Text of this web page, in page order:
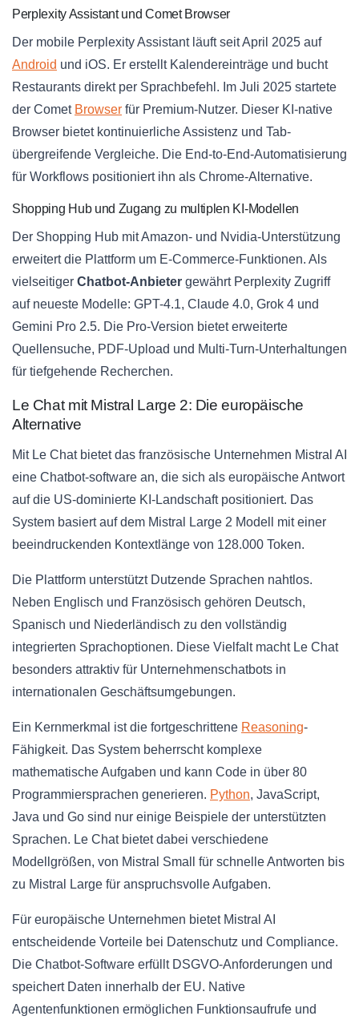
Perplexity Assistant und Comet Browser
Der mobile Perplexity Assistant läuft seit April 2025 auf
Android und iOS. Er erstellt Kalendereinträge und bucht
Restaurants direkt per Sprachbefehl. Im Juli 2025 startete
der Comet Browser für Premium-Nutzer. Dieser KI-native
Browser bietet kontinuierliche Assistenz und Tab-
übergreifende Vergleiche. Die End-to-End-Automatisierung
für Workflows positioniert ihn als Chrome-Alternative.
Shopping Hub und Zugang zu multiplen KI-Modellen
Der Shopping Hub mit Amazon- und Nvidia-Unterstützung
erweitert die Plattform um E-Commerce-Funktionen. Als
vielseitiger Chatbot-Anbieter gewährt Perplexity Zugriff
auf neueste Modelle: GPT-4.1, Claude 4.0, Grok 4 und
Gemini Pro 2.5. Die Pro-Version bietet erweiterte
Quellensuche, PDF-Upload und Multi-Turn-Unterhaltungen
für tiefgehende Recherchen.
Le Chat mit Mistral Large 2: Die europäische
Alternative
Mit Le Chat bietet das französische Unternehmen Mistral AI
eine Chatbot-software an, die sich als europäische Antwort
auf die US-dominierte KI-Landschaft positioniert. Das
System basiert auf dem Mistral Large 2 Modell mit einer
beeindruckenden Kontextlänge von 128.000 Token.
Die Plattform unterstützt Dutzende Sprachen nahtlos.
Neben Englisch und Französisch gehören Deutsch,
Spanisch und Niederländisch zu den vollständig
integrierten Sprachoptionen. Diese Vielfalt macht Le Chat
besonders attraktiv für Unternehmenschatbots in
internationalen Geschäftsumgebungen.
Ein Kernmerkmal ist die fortgeschrittene Reasoning-
Fähigkeit. Das System beherrscht komplexe
mathematische Aufgaben und kann Code in über 80
Programmiersprachen generieren. Python, JavaScript,
Java und Go sind nur einige Beispiele der unterstützten
Sprachen. Le Chat bietet dabei verschiedene
Modellgrößen, von Mistral Small für schnelle Antworten bis
zu Mistral Large für anspruchsvolle Aufgaben.
Für europäische Unternehmen bietet Mistral AI
entscheidende Vorteile bei Datenschutz und Compliance.
Die Chatbot-Software erfüllt DSGVO-Anforderungen und
speichert Daten innerhalb der EU. Native
Agentenfunktionen ermöglichen Funktionsaufrufe und